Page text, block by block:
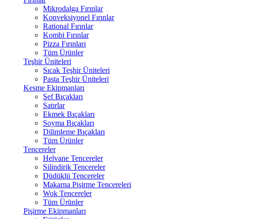
Mikrodalga Fırınlar
Konveksiyonel Fırınlar
Rational Fırınlar
Kombi Fırınlar
Pizza Fırınları
Tüm Ürünler
Teşhir Üniteleri
Sıcak Teşhir Üniteleri
Pasta Teşhir Üniteleri
Kesme Ekipmanları
Şef Bıçakları
Satırlar
Ekmek Bıçakları
Soyma Bıçakları
Dilimleme Bıçakları
Tüm Ürünler
Tencereler
Helvane Tencereler
Silindirik Tencereler
Düdüklü Tencereler
Makarna Pişirme Tencereleri
Wok Tencereler
Tüm Ürünler
Pişirme Ekipmanları